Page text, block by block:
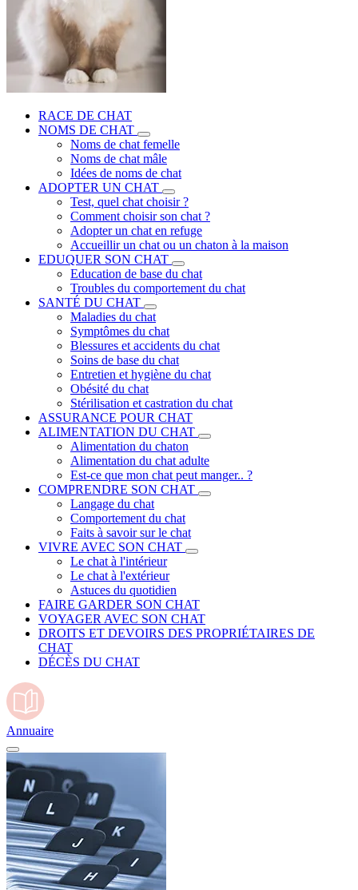
RACE DE CHAT
NOMS DE CHAT
Noms de chat femelle
Noms de chat mâle
Idées de noms de chat
ADOPTER UN CHAT
Test, quel chat choisir ?
Comment choisir son chat ?
Adopter un chat en refuge
Accueillir un chat ou un chaton à la maison
EDUQUER SON CHAT
Education de base du chat
Troubles du comportement du chat
SANTÉ DU CHAT
Maladies du chat
Symptômes du chat
Blessures et accidents du chat
Soins de base du chat
Entretien et hygiène du chat
Obésité du chat
Stérilisation et castration du chat
ASSURANCE POUR CHAT
ALIMENTATION DU CHAT
Alimentation du chaton
Alimentation du chat adulte
Est-ce que mon chat peut manger.. ?
COMPRENDRE SON CHAT
Langage du chat
Comportement du chat
Faits à savoir sur le chat
VIVRE AVEC SON CHAT
Le chat à l'intérieur
Le chat à l'extérieur
Astuces du quotidien
FAIRE GARDER SON CHAT
VOYAGER AVEC SON CHAT
DROITS ET DEVOIRS DES PROPRIÉTAIRES DE
CHAT
DÉCÈS DU CHAT
Annuaire